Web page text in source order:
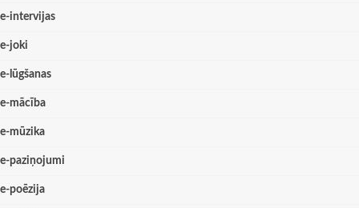
e-intervijas
e-joki
e-lūgšanas
e-mācība
e-mūzika
e-paziņojumi
e-poēzija